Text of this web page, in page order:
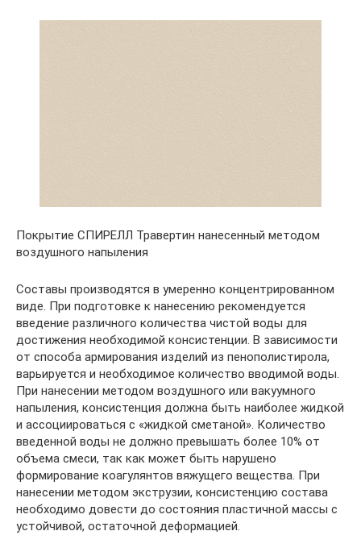
Покрытие СПИРЕЛЛ Травертин нанесенный методом
воздушного напыления
Составы производятся в умеренно концентрированном
виде. При подготовке к нанесению рекомендуется
введение различного количества чистой воды для
достижения необходимой консистенции. В зависимости
от способа армирования изделий из пенополистирола,
варьируется и необходимое количество вводимой воды.
При нанесении методом воздушного или вакуумного
напыления, консистенция должна быть наиболее жидкой
и ассоциироваться с «жидкой сметаной». Количество
введенной воды не должно превышать более 10% от
объема смеси, так как может быть нарушено
формирование коагулянтов вяжущего вещества. При
нанесении методом экструзии, консистенцию состава
необходимо довести до состояния пластичной массы с
устойчивой, остаточной деформацией.